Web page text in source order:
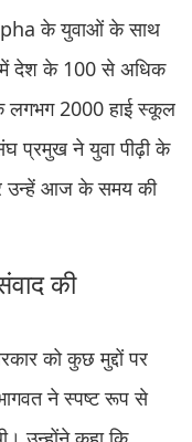
के युवाओं के साथ
में देश के 100 से अधिक
लगभग 2000 हाई स्कूल
प्रमुख ने युवा पीढ़ी के
उन्हें आज के समय की
की
को कुछ मुद्दों पर
ने स्पष्ट रूप से